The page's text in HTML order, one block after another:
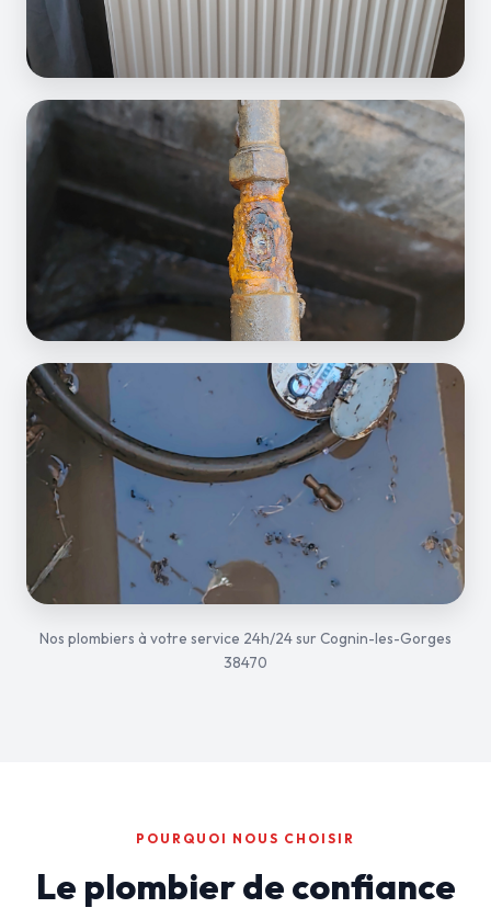
Nos plombiers à votre service 24h/24 sur Cognin-les-Gorges
38470
POURQUOI NOUS CHOISIR
Le plombier de confiance